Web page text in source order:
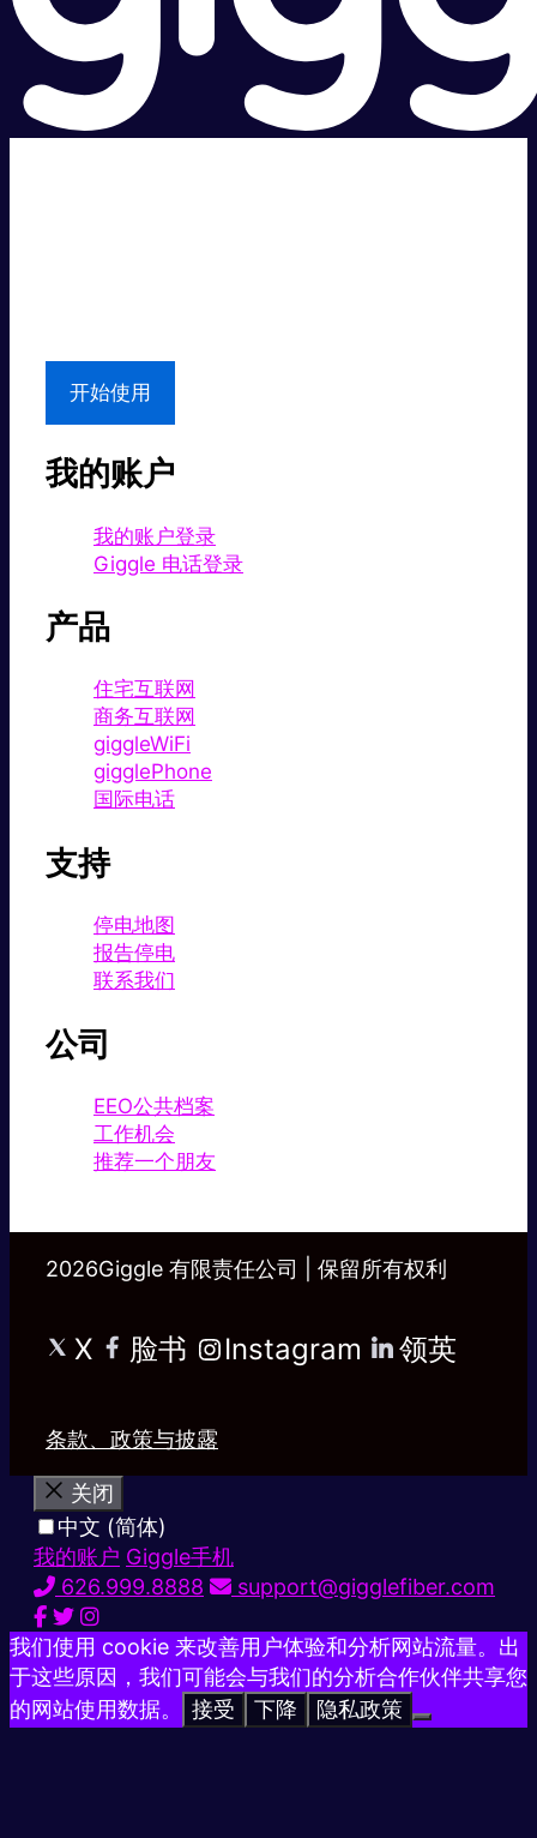
开始使用
我的账户
我的账户登录
Giggle 电话登录
产品
住宅互联网
商务互联网
giggleWiFi
gigglePhone
国际电话
支持
停电地图
报告停电
联系我们
公司
EEO公共档案
工作机会
推荐一个朋友
2026Giggle 有限责任公司 | 保留所有权利
X 脸书 Instagram 领英
条款、政策与披露
关闭
中文 (简体)
我的账户 Giggle手机
626.999.8888
support@gigglefiber.com
我们使用 cookie 来改善用户体验和分析网站流量。出
于这些原因，我们可能会与我们的分析合作伙伴共享您
的网站使用数据。
接受 下降 隐私政策